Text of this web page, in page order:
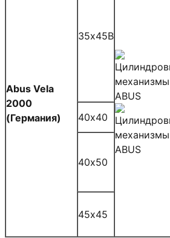
Abus Vela
2000
(Германия)
35х45В
40х40
40х50
45х45